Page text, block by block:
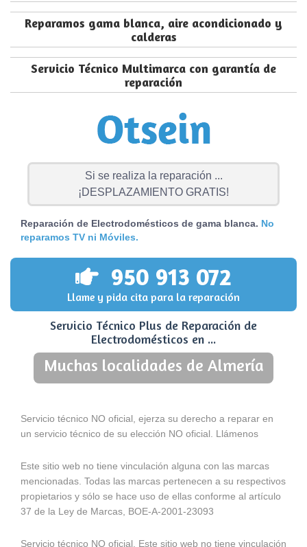
Reparamos gama blanca, aire acondicionado y
calderas
Servicio Técnico Multimarca con garantía de
reparación
Si se realiza la reparación ...
¡DESPLAZAMIENTO GRATIS!
Reparación de Electrodomésticos de gama blanca. No
reparamos TV ni Móviles.
950 913 072
Llame y pida cita para la reparación
Servicio Técnico Plus de Reparación de
Electrodomésticos en ...
Muchas localidades de Almería
Servicio técnico NO oficial, ejerza su derecho a reparar en
un servicio técnico de su elección NO oficial. Llámenos
Este sitio web no tiene vinculación alguna con las marcas
mencionadas. Todas las marcas pertenecen a su respectivos
propietarios y sólo se hace uso de ellas conforme al artículo
37 de la Ley de Marcas, BOE-A-2001-23093
Servicio técnico NO oficial. Este sitio web no tiene vinculación